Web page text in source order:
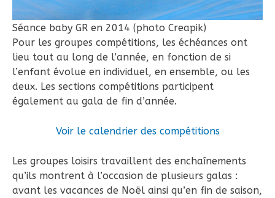
Séance baby GR en 2014 (photo Creapik)
Pour les groupes compétitions, les échéances ont
lieu tout au long de l’année, en fonction de si
l’enfant évolue en individuel, en ensemble, ou les
deux. Les sections compétitions participent
également au gala de fin d’année.
Voir le calendrier des compétitions
Les groupes loisirs travaillent des enchaînements
qu’ils montrent à l’occasion de plusieurs galas :
avant les vacances de Noël ainsi qu’en fin de saison,